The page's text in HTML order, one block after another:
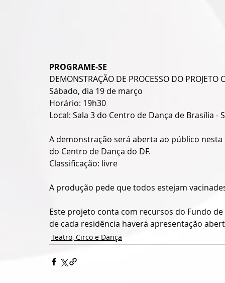
PROGRAME-SE
DEMONSTRAÇÃO DE PROCESSO DO PROJETO
Sábado, dia 19 de março
Horário: 19h30
Local: Sala 3 do Centro de Dança de Brasília
A demonstração será aberta ao público
do Centro de Dança do DF.
Classificação: livre
A produção pede que todos estejam
Este projeto conta com recursos do Fundo
de cada residência haverá apresentação
Teatro, Circo e Dança